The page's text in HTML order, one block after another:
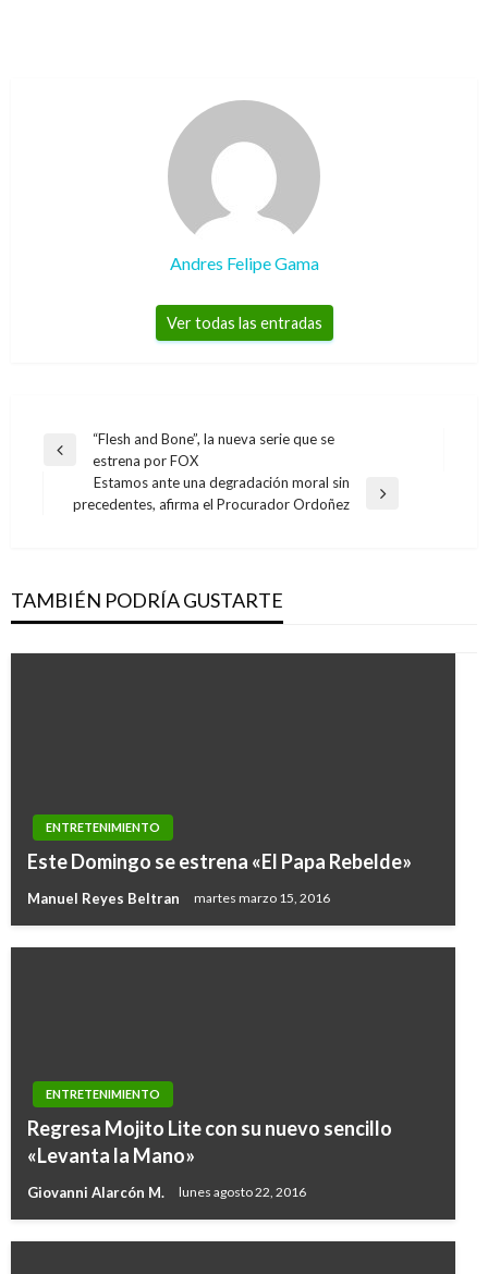
Andres Felipe Gama
Ver todas las entradas
Navegación
entradas
Entrada
“Flesh and Bone”, la nueva serie que se
estrena por FOX
Entrada
Estamos ante una degradación moral sin
precedentes, afirma el Procurador Ordoñez
TAMBIÉN PODRÍA GUSTARTE
ENTRETENIMIENTO
Este Domingo se estrena «El Papa Rebelde»
Manuel Reyes Beltran martes marzo 15, 2016
ENTRETENIMIENTO
Regresa Mojito Lite con su nuevo sencillo
«Levanta la Mano»
Giovanni Alarcón M. lunes agosto 22, 2016